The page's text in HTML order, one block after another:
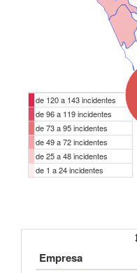
de 120 a 143 incidentes
de 96 a 119 incidentes
de 73 a 95 incidentes
de 49 a 72 incidentes
de 25 a 48 incidentes
de 1 a 24 incidentes
Empresa